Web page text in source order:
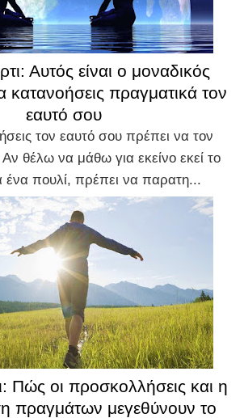
Αυτός είναι ο μοναδικός
κατανοήσεις πραγματικά τον
εαυτό σου
τον εαυτό σου πρέπει να τον
θέλω να μάθω για εκείνο εκεί το
ένα πουλί, πρέπει να παρατη...
Πώς οι προσκολλήσεις και η
πραγμάτων μεγεθύνουν το